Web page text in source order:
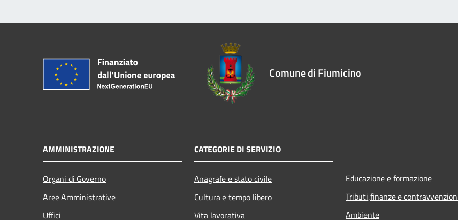
Comune di Fiumicino
AMMINISTRAZIONE
Organi di Governo
Aree Amministrative
Uffici
CATEGORIE DI SERVIZIO
Anagrafe e stato civile
Cultura e tempo libero
Vita lavorativa
Educazione e formazione
Tributi,finanze e
Ambiente